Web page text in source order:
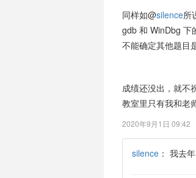
同样如@silence所
gdb 和 WinDbg 下
不能确定其他题目
成绩还没出，就不
教室里只有我和老
2020年9月1日 09:42
silence： 我去